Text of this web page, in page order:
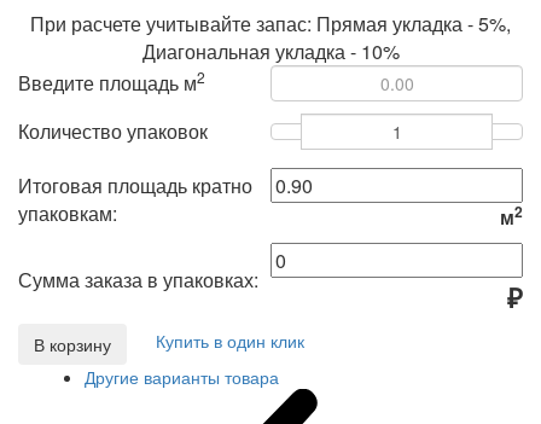
При расчете учитывайте запас: Прямая укладка - 5%,
Диагональная укладка - 10%
Введите площадь м2
Количество упаковок
Итоговая площадь кратно
упаковкам:
м2
Сумма заказа в упаковках: ₽
В корзину
Купить в один клик
Другие варианты товара